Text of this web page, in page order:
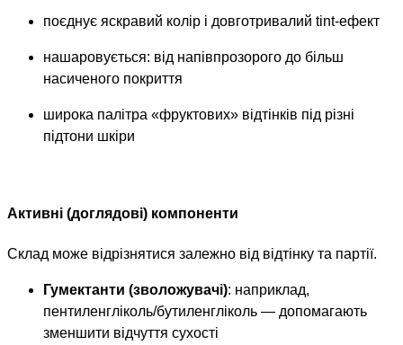
поєднує яскравий колір і довготривалий tint-ефект
нашаровується: від напівпрозорого до більш
насиченого покриття
широка палітра «фруктових» відтінків під різні
підтони шкіри
Активні (доглядові) компоненти
Склад може відрізнятися залежно від відтінку та партії.
Гумектанти (зволожувачі): наприклад,
пентиленгліколь/бутиленгліколь — допомагають
зменшити відчуття сухості